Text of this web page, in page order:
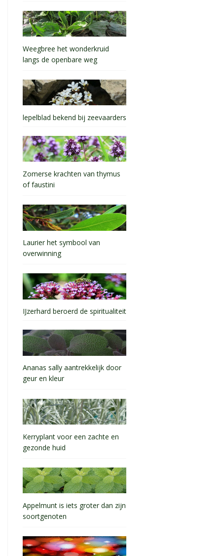
Weegbree het wonderkruid
langs de openbare weg
lepelblad bekend bij zeevaarders
Zomerse krachten van thymus
of faustini
Laurier het symbool van
overwinning
IJzerhard beroerd de spiritualiteit
Ananas sally aantrekkelijk door
geur en kleur
Kerryplant voor een zachte en
gezonde huid
Appelmunt is iets groter dan zijn
soortgenoten